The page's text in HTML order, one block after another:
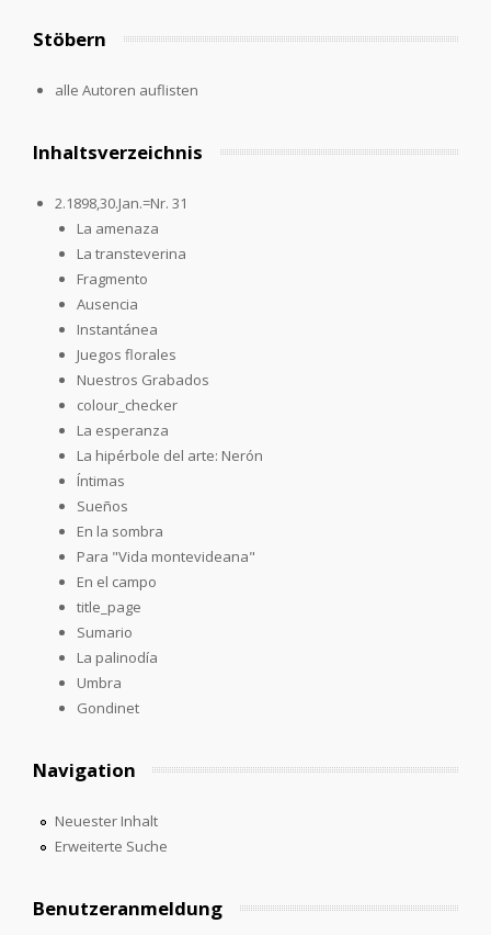
Stöbern
alle Autoren auflisten
Inhaltsverzeichnis
2.1898,30.Jan.=Nr. 31
La amenaza
La transteverina
Fragmento
Ausencia
Instantánea
Juegos florales
Nuestros Grabados
colour_checker
La esperanza
La hipérbole del arte: Nerón
Íntimas
Sueños
En la sombra
Para "Vida montevideana"
En el campo
title_page
Sumario
La palinodía
Umbra
Gondinet
Navigation
Neuester Inhalt
Erweiterte Suche
Benutzeranmeldung